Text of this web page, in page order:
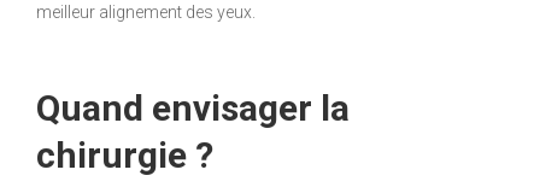
meilleur alignement des yeux.
Quand envisager la
chirurgie ?